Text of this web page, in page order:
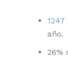
año.
26%